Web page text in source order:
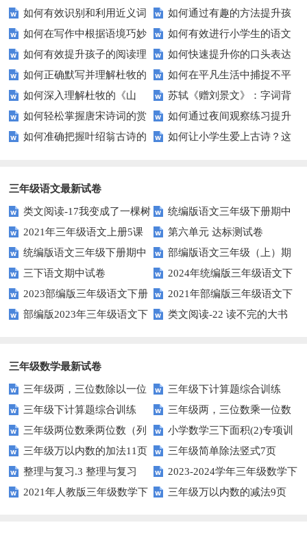
生动有趣？
义？这些技巧帮你轻松应对！
如何有效识别和利用近义词
来提升语言能力？
如何通过有趣的方法提升孩
子的组词能力？
如何在写作中根据语境巧妙
选择汉字？
如何有效进行小学生的语文
基础训练？
如何有效提升孩子的阅读理
解能力？这里有秘诀！
如何快速提升你的口头表达
能力？试试这5个方法
如何正确默写并理解杜牧的
《山行》？
如何在平凡生活中捕捉不平
凡的诗意？
如何深入理解杜牧的《山
行》古诗？
苏轼《赠刘景文》：字词背
后的深情厚谊？
如何轻松掌握唐宋诗词的赏
析技巧？
如何通过夜间观察练习提升
学生的写作技能？
如何准确把握叶绍翁古诗的
如何让小学生爱上古诗？这
三年级语文最新试卷
类文阅读-17我变成了一棵树
统编版语文三年级下册期中
评价测试卷（含答案）
2021年三年级语文上册5课
外阅读专项练习题及答案
第六单元 达标测试卷
统编版语文三年级下册期中
检测卷9（含答案）
部编版语文三年级（上）期
末精选卷9（含答案）
三下语文期中试卷
2024年统编版三年级语文下
册期末达标测评卷
2023部编版三年级语文下册
期末复习试卷
2021年部编版三年级语文下
册句子专项练习题及答案
部编版2023年三年级语文下
类文阅读-22 读不完的大书
三年级数学最新试卷
三年级两，三位数除以一位
数9页
三年级下计算题综合训练
（学生版）
三年级下计算题综合训练
（师版）
三年级两，三位数乘一位数
15页
三年级两位数乘两位数（列
竖式计算）（6页75题）
小学数学三下面积(2)专项训
练题
三年级万以内数的加法11页
三年级简单除法竖式7页
整理与复习.3 整理与复习
（3）
2023-2024学年三年级数学下
册第1~3单元期中检测卷（北师
2021年人教版三年级数学下
三年级万以内数的减法9页